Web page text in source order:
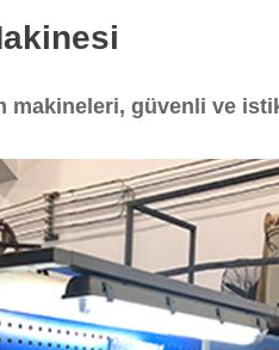
güvenli ve